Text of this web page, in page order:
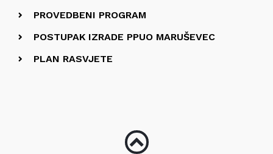
PROVEDBENI PROGRAM
POSTUPAK IZRADE PPUO MARUŠEVEC
PLAN RASVJETE